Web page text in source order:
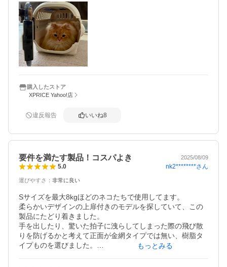
組み立ててリビングに置くと、すぐ入ってくつろいでいた
ので、とりあえずお気に召したようです♩
まだこれに入れて連れられて、嫌な思いをしてないからだ
けかもしれませんが(^◇^;)笑
上部の扉は開け閉めする際にキィキィうるさいですが、形
も可愛くて圧迫感もないですし、良い商品です！
とある店舗で実物を見た際は6000円くらいしていました
リーにつけられるお水セットも購入して、それよりお安く
揃えられました！満足です(*^^*)
購入したストア
XPRICE Yahoo!店
違反報告 いいね8
要件を満たす製品！コスパよき 2025/08/09
5.0 nk2********さん
運びやすさ ： 非常に良い
Sサイズを最大8kgほどのネコたちで使用してます。
柔らかいデザインの上扉付きのモデルを探していて、この
製品にたどり着きました。
手を出したり、驚いた拍子に洩らしてしまった際の飛び散
りを防げるかと考えて正面が金網タイプでは無い、樹脂タ
イプものを選びました。
もっとみる